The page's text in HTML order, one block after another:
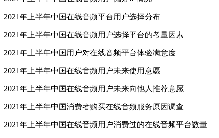
2021年上半年中国在线音频平台用户选择分布
2021年上半年中国在线音频用户选择平台的考量因素
2021年上半年中国用户对在线音频平台体验满意度
2021年上半年中国在线音频用户未来使用意愿
2021年上半年中国在线音频用户未来向他人推荐意愿
2021年上半年中国消费者购买在线音频服务原因调查
2021年上半年中国在线音频用户消费过的在线音频平台数量